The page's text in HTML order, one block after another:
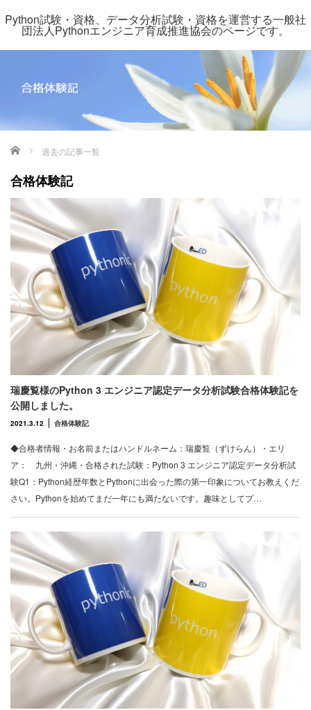
Python試験・資格、データ分析試験・資格を運営する一般社
団法人Pythonエンジニア育成推進協会のページです。
ホーム 過去の記事一覧
合格体験記
瑞慶覧様のPython 3 エンジニア認定データ分析試験合格体験記を
公開しました。
2021.3.12 合格体験記
◆合格者情報・お名前またはハンドルネーム：瑞慶覧（ずけらん）・エリ
ア： 九州・沖縄・合格された試験：Python 3 エンジニア認定データ分析試
験Q1：Python経歴年数とPythonに出会った際の第一印象についてお教えくだ
さい。Pythonを始めてまだ一年にも満たないです。趣味としてプ…